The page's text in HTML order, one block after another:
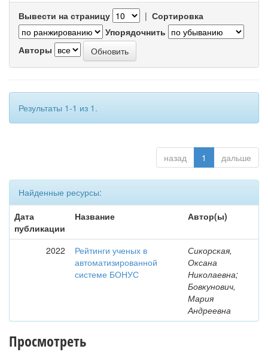
Вывести на страницу | Сортировка
Упорядочнить
Авторы
Результаты 1-1 из 1.
назад 1 дальше
Найденные ресурсы:
Дата
публикации
Название Автор(ы)
2022
Рейтинги ученых в
автоматизированной
системе БОНУС
Сикорская,
Оксана
Николаевна;
Бовкунович,
Мария
Андреевна
Просмотреть